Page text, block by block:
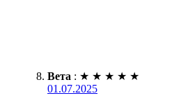
Вета : ★ ★ ★ ★ ★
01.07.2025